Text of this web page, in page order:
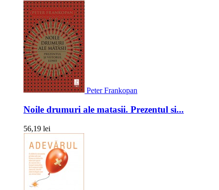
Peter Frankopan
Noile drumuri ale matasii. Prezentul si...
56,19 lei